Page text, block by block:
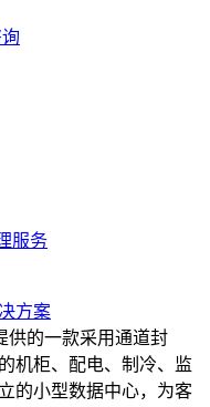
服务
方案
供的一款采用通道封
机柜、配电、制冷、监
的小型数据中心，为客